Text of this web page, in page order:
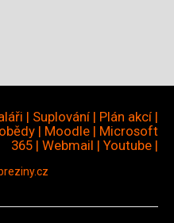
| Suplování | Plán akcí |
| Moodle | Microsoft
365 | Webmail | Youtube |